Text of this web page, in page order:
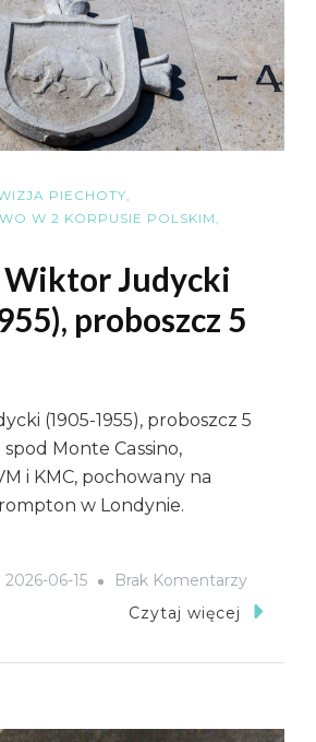
Nie
Jest
Do
PIECHOTY
W 2 KORPUSIE POLSKIM
Wiktor Judycki
proboszcz 5
(1905-1955), proboszcz 5
Monte Cassino,
i KMC, pochowany na
w Londynie.
2026-06-15 Brak KomentarzyDo
Ks.
(1905-
Czytaj więcej